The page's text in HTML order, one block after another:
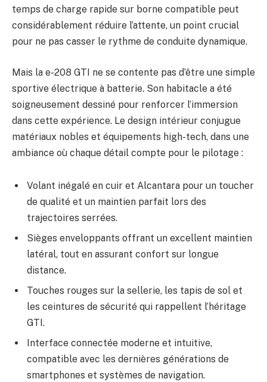
temps de charge rapide sur borne compatible peut
considérablement réduire l’attente, un point crucial
pour ne pas casser le rythme de conduite dynamique.
Mais la e-208 GTI ne se contente pas d’être une simple
sportive électrique à batterie. Son habitacle a été
soigneusement dessiné pour renforcer l’immersion
dans cette expérience. Le design intérieur conjugue
matériaux nobles et équipements high-tech, dans une
ambiance où chaque détail compte pour le pilotage :
Volant inégalé en cuir et Alcantara pour un toucher
de qualité et un maintien parfait lors des
trajectoires serrées.
Sièges enveloppants offrant un excellent maintien
latéral, tout en assurant confort sur longue
distance.
Touches rouges sur la sellerie, les tapis de sol et
les ceintures de sécurité qui rappellent l’héritage
GTI.
Interface connectée moderne et intuitive,
compatible avec les dernières générations de
smartphones et systèmes de navigation.